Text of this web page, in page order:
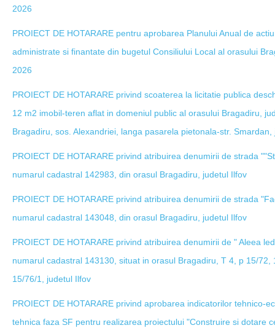
2026
PROIECT DE HOTARARE pentru aprobarea Planului Anual de
administrate si finantate din bugetul Consiliului Local al orasului
2026
PROIECT DE HOTARARE privind scoaterea la licitatie publica
12 m2 imobil-teren aflat in domeniul public al orasului Bragadiru,
Bragadiru, sos. Alexandriei, langa pasarela pietonala-str.
PROIECT DE HOTARARE privind atribuirea denumirii de strada
numarul cadastral 142983, din orasul Bragadiru, judetul Ilfov
PROIECT DE HOTARARE privind atribuirea denumirii de strada
numarul cadastral 143048, din orasul Bragadiru, judetul Ilfov
PROIECT DE HOTARARE privind atribuirea denumirii de " Aleea
numarul cadastral 143130, situat in orasul Bragadiru, T 4, p 15/
15/76/1, judetul Ilfov
PROIECT DE HOTARARE privind aprobarea indicatorilor tehnico-
tehnica faza SF pentru realizarea proiectului "Construire si dotare